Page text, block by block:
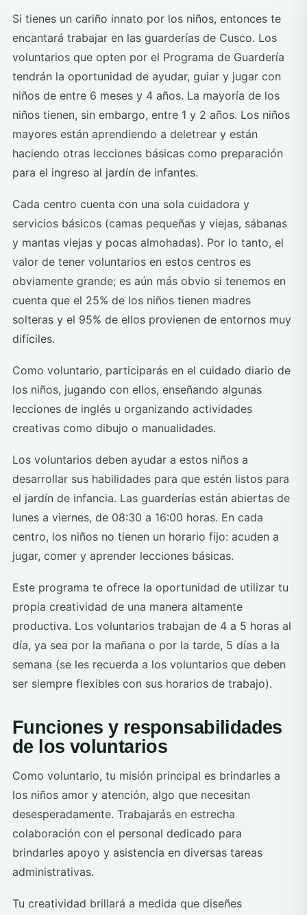
Si tienes un cariño innato por los niños, entonces te
encantará trabajar en las guarderías de Cusco. Los
voluntarios que opten por el Programa de Guardería
tendrán la oportunidad de ayudar, guiar y jugar con
niños de entre 6 meses y 4 años. La mayoría de los
niños tienen, sin embargo, entre 1 y 2 años. Los niños
mayores están aprendiendo a deletrear y están
haciendo otras lecciones básicas como preparación
para el ingreso al jardín de infantes.
Cada centro cuenta con una sola cuidadora y
servicios básicos (camas pequeñas y viejas, sábanas
y mantas viejas y pocas almohadas). Por lo tanto, el
valor de tener voluntarios en estos centros es
obviamente grande; es aún más obvio si tenemos en
cuenta que el 25% de los niños tienen madres
solteras y el 95% de ellos provienen de entornos muy
difíciles.
Como voluntario, participarás en el cuidado diario de
los niños, jugando con ellos, enseñando algunas
lecciones de inglés u organizando actividades
creativas como dibujo o manualidades.
Los voluntarios deben ayudar a estos niños a
desarrollar sus habilidades para que estén listos para
el jardín de infancia. Las guarderías están abiertas de
lunes a viernes, de 08:30 a 16:00 horas. En cada
centro, los niños no tienen un horario fijo: acuden a
jugar, comer y aprender lecciones básicas.
Este programa te ofrece la oportunidad de utilizar tu
propia creatividad de una manera altamente
productiva. Los voluntarios trabajan de 4 a 5 horas al
día, ya sea por la mañana o por la tarde, 5 días a la
semana (se les recuerda a los voluntarios que deben
ser siempre flexibles con sus horarios de trabajo).
Funciones y responsabilidades
de los voluntarios
Como voluntario, tu misión principal es brindarles a
los niños amor y atención, algo que necesitan
desesperadamente. Trabajarás en estrecha
colaboración con el personal dedicado para
brindarles apoyo y asistencia en diversas tareas
administrativas.
Tu creatividad brillará a medida que diseñes